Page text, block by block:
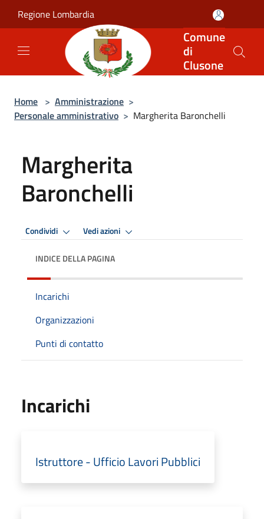
Regione Lombardia
Comune
di
Clusone
Home > Amministrazione >
Personale amministrativo > Margherita Baronchelli
Margherita
Baronchelli
Condividi Vedi azioni
INDICE DELLA PAGINA
Incarichi
Organizzazioni
Punti di contatto
Incarichi
Istruttore - Ufficio Lavori Pubblici